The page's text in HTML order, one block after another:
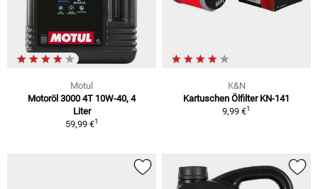
Motul
Motoröl 3000 4T 10W-40, 4
Liter
59,99 €1
K&N
Kartuschen Ölfilter KN-141
9,99 €1